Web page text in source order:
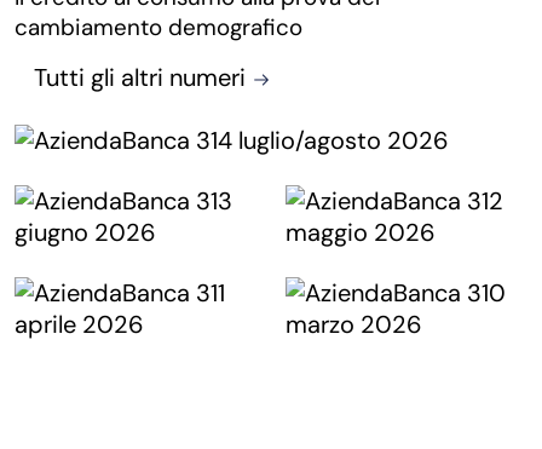
cambiamento demografico
Tutti gli altri numeri